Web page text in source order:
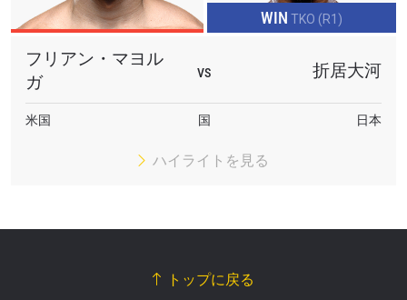
WIN TKO (R1)
フリアン・マヨル
ガ
VS 折居大河
米国 国 日本
ハイライトを見る
トップに戻る